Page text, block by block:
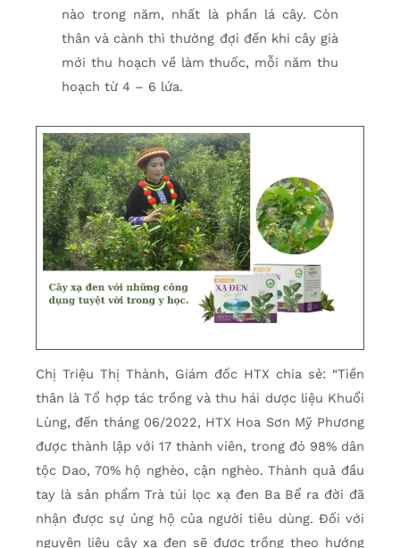
nào trong năm, nhất là phần lá cây. Còn
thân và cành thì thường đợi đến khi cây già
mới thu hoạch về làm thuốc, mỗi năm thu
hoạch từ 4 – 6 lứa.
Chị Triệu Thị Thành, Giám đốc HTX chia sẻ: “Tiền
thân là Tổ hợp tác trồng và thu hái dược liệu Khuổi
Lùng, đến tháng 06/2022, HTX Hoa Sơn Mỹ Phương
được thành lập với 17 thành viên, trong đó 98% dân
tộc Dao, 70% hộ nghèo, cận nghèo. Thành quả đầu
tay là sản phẩm Trà túi lọc xạ đen Ba Bể ra đời đã
nhận được sự ủng hộ của người tiêu dùng. Đối với
nguyên liệu cây xạ đen sẽ được trồng theo hướng